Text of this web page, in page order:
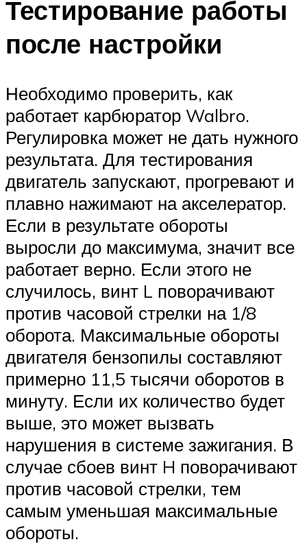
Тестирование работы
после настройки
Необходимо проверить, как
работает карбюратор Walbro.
Регулировка может не дать нужного
результата. Для тестирования
двигатель запускают, прогревают и
плавно нажимают на акселератор.
Если в результате обороты
выросли до максимума, значит все
работает верно. Если этого не
случилось, винт L поворачивают
против часовой стрелки на 1/8
оборота. Максимальные обороты
двигателя бензопилы составляют
примерно 11,5 тысячи оборотов в
минуту. Если их количество будет
выше, это может вызвать
нарушения в системе зажигания. В
случае сбоев винт H поворачивают
против часовой стрелки, тем
самым уменьшая максимальные
обороты.